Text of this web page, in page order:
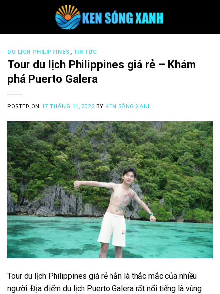
DU LỊCH PHILIPPINES , TIN TỨC
Tour du lịch Philippines giá rẻ – Khám
phá Puerto Galera
POSTED ON 17 THÁNG 11, 2022 BY KEN SÓNG XANH
Tour du lịch Philippines giá rẻ hẳn là thắc mắc của nhiều
người. Địa điểm du lịch Puerto Galera rất nổi tiếng là vùng